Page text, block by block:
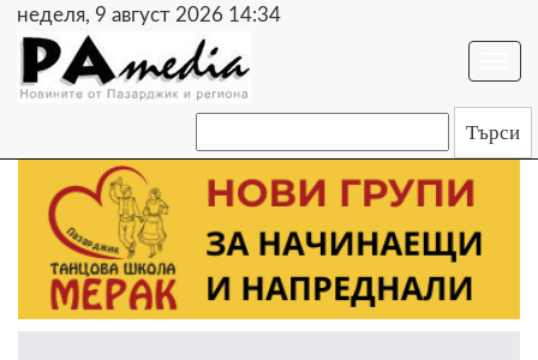
неделя, 9 август 2026 14:34